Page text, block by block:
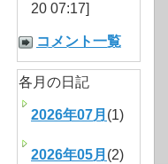
20 07:17]
コメント一覧
各月の日記
2026年07月 (1)
2026年05月 (2)